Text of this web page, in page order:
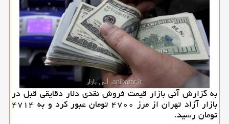
به گزارش آنی بازار قیمت فروش نقدی دلار دقایقی قبل در
بازار آزاد تهران از مرز ۴۷۰۰ تومان عبور كرد و به ۴۷۱۴
تومان رسید.